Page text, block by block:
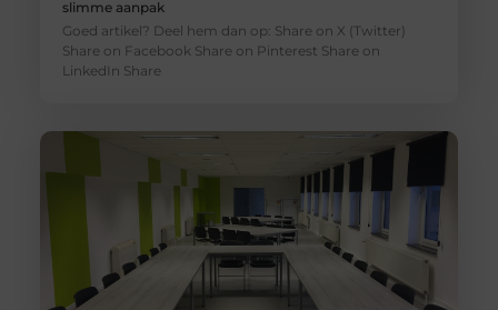
slimme aanpak
Goed artikel? Deel hem dan op: Share on X (Twitter)
Share on Facebook Share on Pinterest Share on
LinkedIn Share